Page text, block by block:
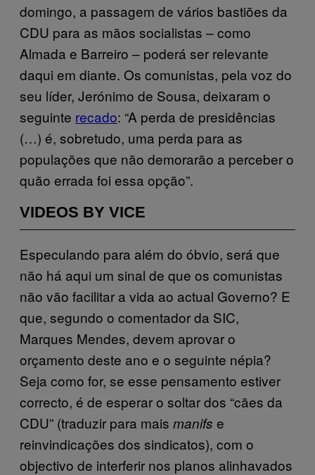
domingo, a passagem de vários bastiões da
CDU para as mãos socialistas – como
Almada e Barreiro – poderá ser relevante
daqui em diante. Os comunistas, pela voz do
seu líder, Jerónimo de Sousa, deixaram o
seguinte recado: “A perda de presidências
(…) é, sobretudo, uma perda para as
populações que não demorarão a perceber o
quão errada foi essa opção”.
VIDEOS BY VICE
Especulando para além do óbvio, será que
não há aqui um sinal de que os comunistas
não vão facilitar a vida ao actual Governo? E
que, segundo o comentador da SIC,
Marques Mendes, devem aprovar o
orçamento deste ano e o seguinte népia?
Seja como for, se esse pensamento estiver
correcto, é de esperar o soltar dos “cães da
CDU” (traduzir para mais manifs e
reinvindicações dos sindicatos), com o
objectivo de interferir nos planos alinhavados